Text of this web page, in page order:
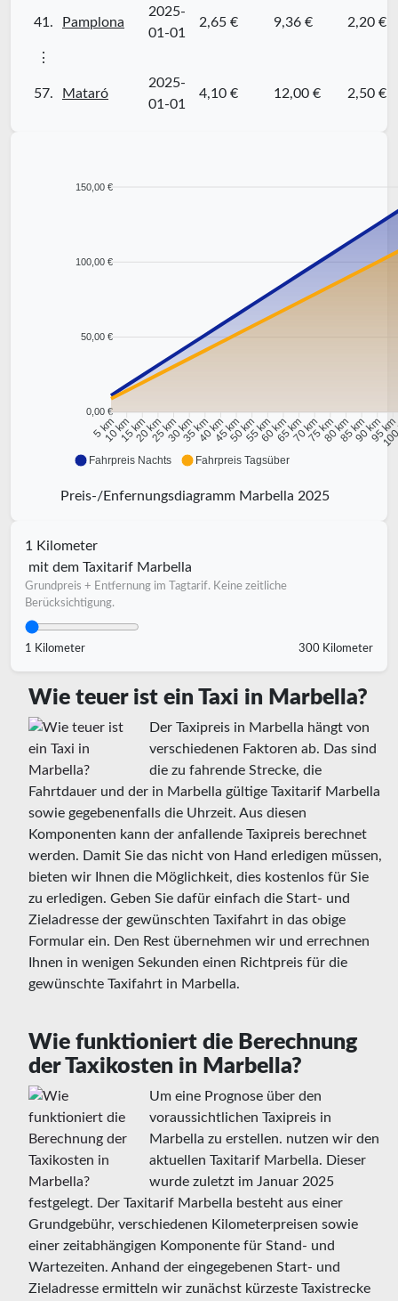
41. Pamplona
2025-
01-01
2,65 € 9,36 € 2,20 €
⋮
57. Mataró
2025-
01-01
4,10 € 12,00 € 2,50 €
150,00 €
100,00 €
50,00 €
0,00 €
5 km
10 km15 km20 km25 km30 km35 km40 km45 km50 km55 km60 km65 km70 km75 km80 km85 km90 km95 km
Fahrpreis Nachts Fahrpreis Tagsüber
Preis-/Enfernungsdiagramm Marbella 2025
1 Kilometer
mit dem Taxitarif Marbella
Grundpreis + Entfernung im Tagtarif. Keine zeitliche
Berücksichtigung.
1 Kilometer 300 Kilometer
Wie teuer ist ein Taxi in Marbella?
Der Taxipreis in Marbella hängt von
verschiedenen Faktoren ab. Das sind
die zu fahrende Strecke, die
Fahrtdauer und der in Marbella gültige Taxitarif Marbella
sowie gegebenenfalls die Uhrzeit. Aus diesen
Komponenten kann der anfallende Taxipreis berechnet
werden. Damit Sie das nicht von Hand erledigen müssen,
bieten wir Ihnen die Möglichkeit, dies kostenlos für Sie
zu erledigen. Geben Sie dafür einfach die Start- und
Zieladresse der gewünschten Taxifahrt in das obige
Formular ein. Den Rest übernehmen wir und errechnen
Ihnen in wenigen Sekunden einen Richtpreis für die
gewünschte Taxifahrt in Marbella.
Wie funktioniert die Berechnung
der Taxikosten in Marbella?
Um eine Prognose über den
voraussichtlichen Taxipreis in
Marbella zu erstellen. nutzen wir den
aktuellen Taxitarif Marbella. Dieser
wurde zuletzt im Januar 2025
festgelegt. Der Taxitarif Marbella besteht aus einer
Grundgebühr, verschiedenen Kilometerpreisen sowie
einer zeitabhängigen Komponente für Stand- und
Wartezeiten. Anhand der eingegebenen Start- und
Zieladresse ermitteln wir zunächst kürzeste Taxistrecke